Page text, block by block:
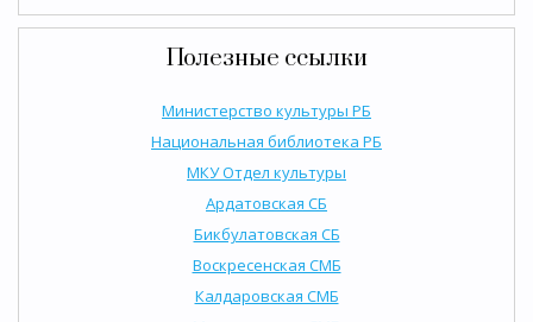
Полезные ссылки
Министерство культуры РБ
Национальная библиотека РБ
МКУ Отдел культуры
Ардатовская СБ
Бикбулатовская СБ
Воскресенская СМБ
Калдаровская СМБ